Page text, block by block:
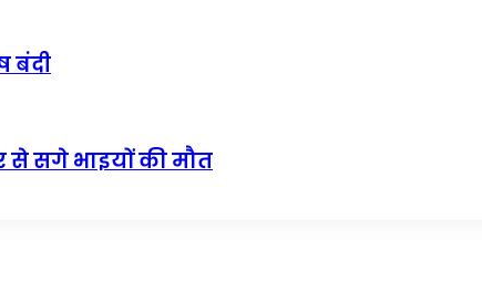
बंदी
से सगे भाइयों की मौत